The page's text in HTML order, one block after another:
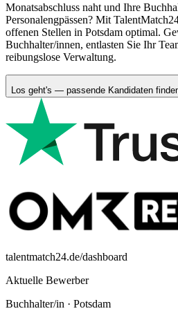
Monatsabschluss naht und Ihre
Personalengpässen? Mit
offenen Stellen in Potsdam optimal.
Buchhalter/innen, entlasten Sie Ihr
reibungslose Verwaltung.
Los geht's — passende Kandidaten
talentmatch24.de/dashboard
Aktuelle Bewerber
Buchhalter/in · Potsdam